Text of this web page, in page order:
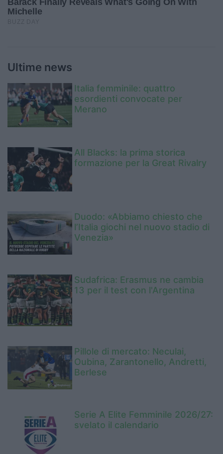
Ultime news
Italia femminile: quattro
esordienti convocate per
Merano
All Blacks: la prima storica
formazione per la Great Rivalry
Duodo: «Abbiamo chiesto che
l’Italia giochi nel nuovo stadio di
Venezia»
Sudafrica: Erasmus ne cambia
13 per il test con l'Argentina
Pillole di mercato: Neculai,
Oubina, Zarantonello, Andretti,
Berlese
Serie A Elite Femminile 2026/27:
svelato il calendario